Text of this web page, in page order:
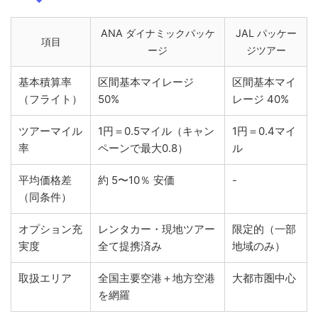
項目
ANA ダイナミックパッケ
ージ
JAL パッケー
ジツアー
基本積算率
（フライト）
区間基本マイレージ
50%
区間基本マイ
レージ 40%
ツアーマイル
率
1円＝0.5マイル（キャン
ペーンで最大0.8）
1円＝0.4マイ
ル
平均価格差
（同条件）
約 5〜10％ 安価 -
オプション充
実度
レンタカー・現地ツアー
全て提携済み
限定的（一部
地域のみ）
取扱エリア
全国主要空港＋地方空港
を網羅
大都市圏中心